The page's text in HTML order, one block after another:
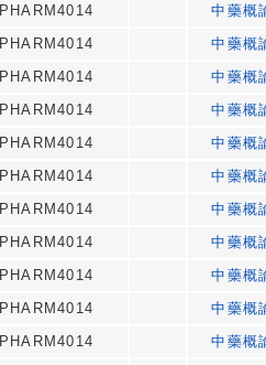
PHARM4014
中藥概
PHARM4014
中藥概
PHARM4014
中藥概
PHARM4014
中藥概
PHARM4014
中藥概
PHARM4014
中藥概
PHARM4014
中藥概
PHARM4014
中藥概
PHARM4014
中藥概
PHARM4014
中藥概
PHARM4014
中藥概